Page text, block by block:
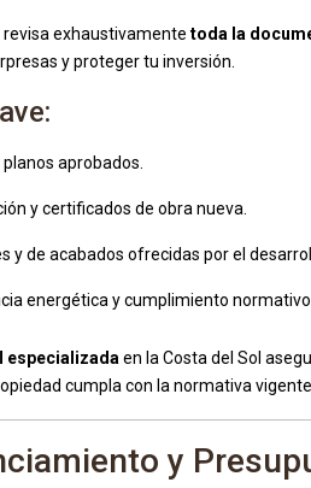
exhaustivamente toda la
y proteger tu inversión.
aprobados.
y certificados de obra nueva.
y de acabados ofrecidas por el
energética y cumplimiento normativo.
especializada en la Costa del Sol
cumpla con la normativa vigente.
y